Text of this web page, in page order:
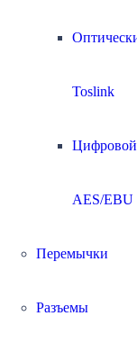
Toslink
Цифровой
AES/EBU
Перемычки
Разъемы